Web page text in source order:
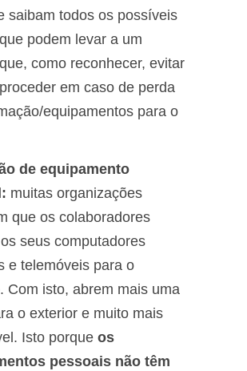
saibam todos os possíveis
podem levar a um
como reconhecer, evitar
em caso de perda
equipamentos para o
de equipamento
muitas organizações
que os colaboradores
seus computadores
e telemóveis para o
Com isto, abrem mais uma
o exterior e muito mais
Isto porque os
pessoais não têm